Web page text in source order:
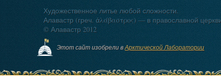
Художественное литье любой сложности.
Алавастр (греч. ἀλάβαστρος) — в православной
© Алавастр 2012
Этот сайт изобрели вАрктической Лаборатории